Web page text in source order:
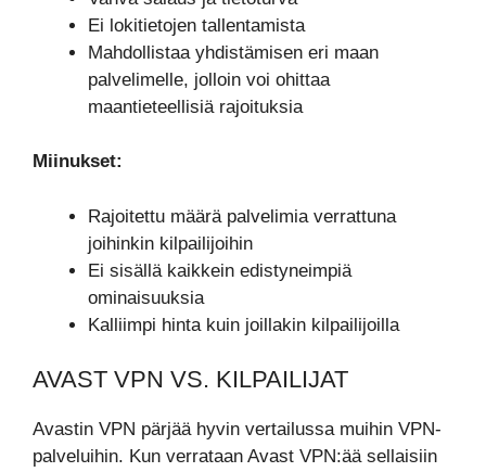
Ei lokitietojen tallentamista
Mahdollistaa yhdistämisen eri maan
palvelimelle, jolloin voi ohittaa
maantieteellisiä rajoituksia
Miinukset:
Rajoitettu määrä palvelimia verrattuna
joihinkin kilpailijoihin
Ei sisällä kaikkein edistyneimpiä
ominaisuuksia
Kalliimpi hinta kuin joillakin kilpailijoilla
AVAST VPN VS. KILPAILIJAT
Avastin VPN pärjää hyvin vertailussa muihin VPN-
palveluihin. Kun verrataan Avast VPN:ää sellaisiin